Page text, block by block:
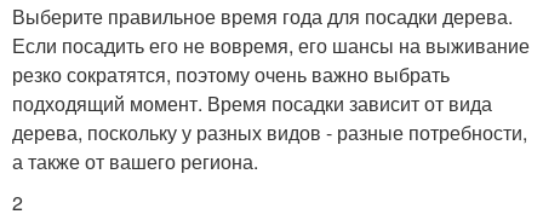
Выберите правильное время года для посадки дерева.
Если посадить его не вовремя, его шансы на выживание
резко сократятся, поэтому очень важно выбрать
подходящий момент. Время посадки зависит от вида
дерева, поскольку у разных видов - разные потребности,
а также от вашего региона.
2